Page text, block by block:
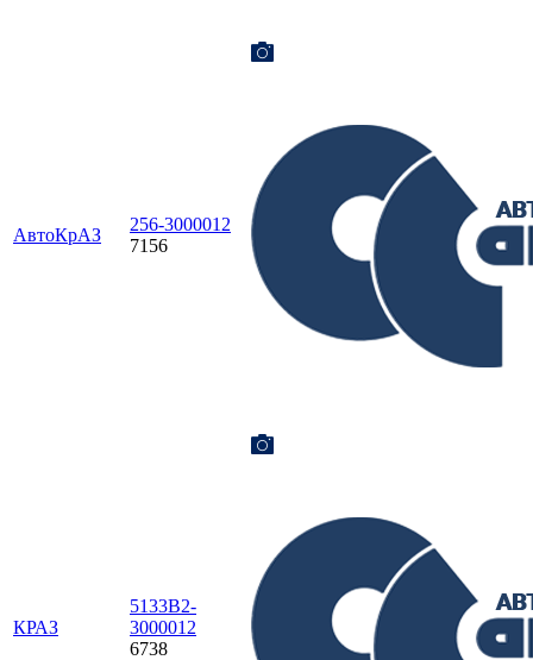
АвтоКрАЗ
256-3000012
7156
КРАЗ
5133В2-
3000012
6738